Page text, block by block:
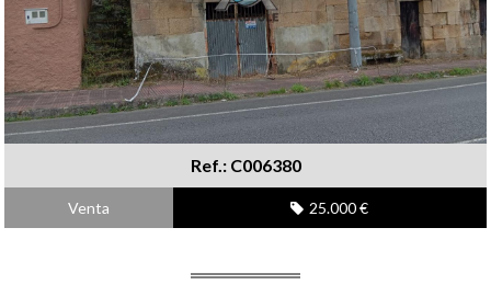
Ref.: C006380
Venta 25.000 €